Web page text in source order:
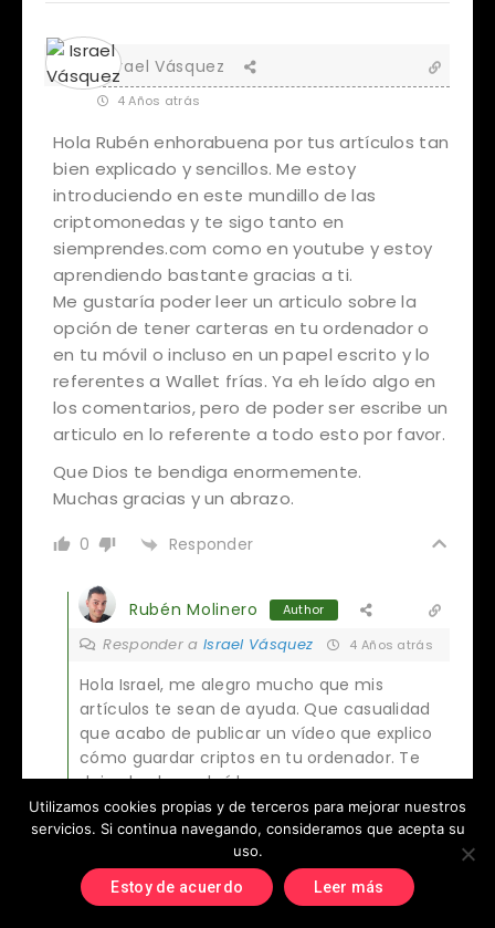
Israel Vásquez
4 Años atrás
Hola Rubén enhorabuena por tus artículos tan
bien explicado y sencillos. Me estoy
introduciendo en este mundillo de las
criptomonedas y te sigo tanto en
siemprendes.com como en youtube y estoy
aprendiendo bastante gracias a ti.
Me gustaría poder leer un articulo sobre la
opción de tener carteras en tu ordenador o
en tu móvil o incluso en un papel escrito y lo
referentes a Wallet frías. Ya eh leído algo en
los comentarios, pero de poder ser escribe un
articulo en lo referente a todo esto por favor.
Que Dios te bendiga enormemente.
Muchas gracias y un abrazo.
0 Responder
Rubén Molinero Author
Responder a Israel Vásquez 4 Años atrás
Hola Israel, me alegro mucho que mis
artículos te sean de ayuda. Que casualidad
que acabo de publicar un vídeo que explico
cómo guardar criptos en tu ordenador. Te
dejo el enlace al vídeo:
https://www.youtube.com/watch?
v=eP3k9ceBoZA
Espero te sea útil.
Utilizamos cookies propias y de terceros para mejorar nuestros
servicios. Si continua navegando, consideramos que acepta su
uso.
Estoy de acuerdo Leer más